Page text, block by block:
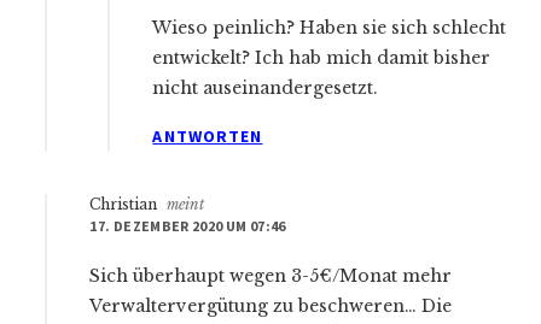
Wieso peinlich? Haben sie sich schlecht
entwickelt? Ich hab mich damit bisher
nicht auseinandergesetzt.
ANTWORTEN
Christian meint
17. DEZEMBER 2020 UM 07:46
Sich überhaupt wegen 3-5€/Monat mehr
Verwaltervergütung zu beschweren… Die